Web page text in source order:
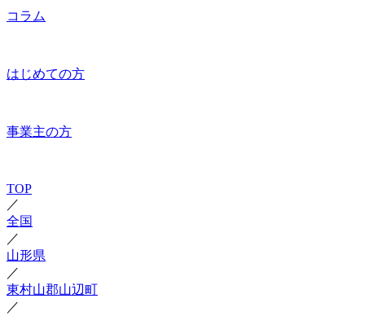
コラム
はじめての方
事業主の方
TOP
／
全国
／
山形県
／
東村山郡山辺町
／